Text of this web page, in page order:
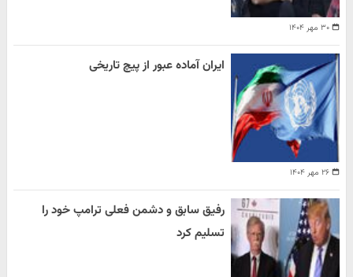
۳۰ مهر ۱۴۰۴
۲۶ مهر ۱۴۰۴
ایران آماده عبور از پیچ تاریخی
رفیق سابق و دشمن فعلی ترامپ خود را
تسلیم کرد